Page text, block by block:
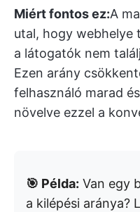
Miért fontos ez:A
utal, hogy webhelye
a látogatók nem
Ezen arány
felhasználó marad
növelve ezzel a
🎯 Példa: Van egy
a kilépési aránya?